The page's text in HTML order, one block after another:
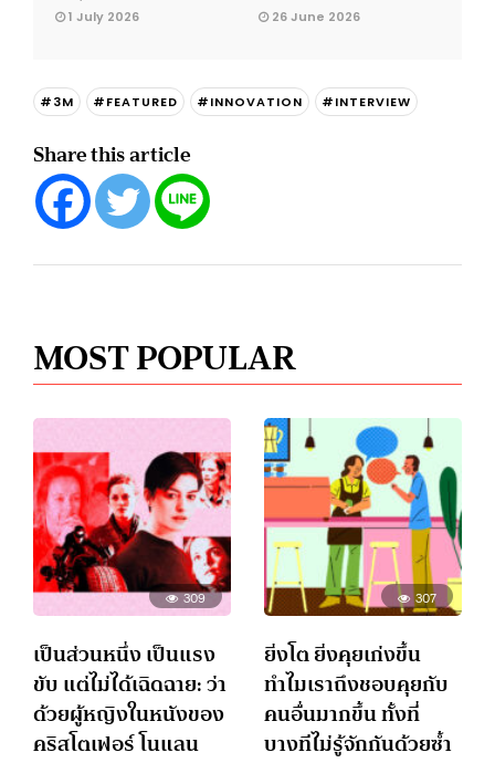
1 July 2026 26 June 2026
#3M #FEATURED #INNOVATION #INTERVIEW
Share this article
MOST POPULAR
309
เป็นส่วนหนึ่ง เป็นแรง
ขับ แต่ไม่ได้เฉิดฉาย: ว่า
ด้วยผู้หญิงในหนังของ
คริสโตเฟอร์ โนแลน
307
ยิ่งโต ยิ่งคุยเก่งขึ้น
ทำไมเราถึงชอบคุยกับ
คนอื่นมากขึ้น ทั้งที่
บางทีไม่รู้จักกันด้วยซ้ำ